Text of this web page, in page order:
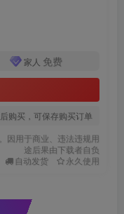
家人 免费
购买，可保存购买订单
因用于商业、违法违规用
途后果由下载者自负
自动发货 永久使用